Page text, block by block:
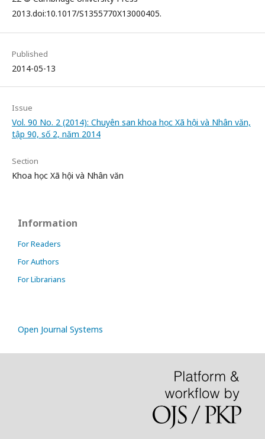
2013.doi:10.1017/S1355770X13000405.
Published
2014-05-13
Issue
Vol. 90 No. 2 (2014): Chuyên san khoa học Xã hội và Nhân văn,
tập 90, số 2, năm 2014
Section
Khoa học Xã hội và Nhân văn
Information
For Readers
For Authors
For Librarians
Open Journal Systems